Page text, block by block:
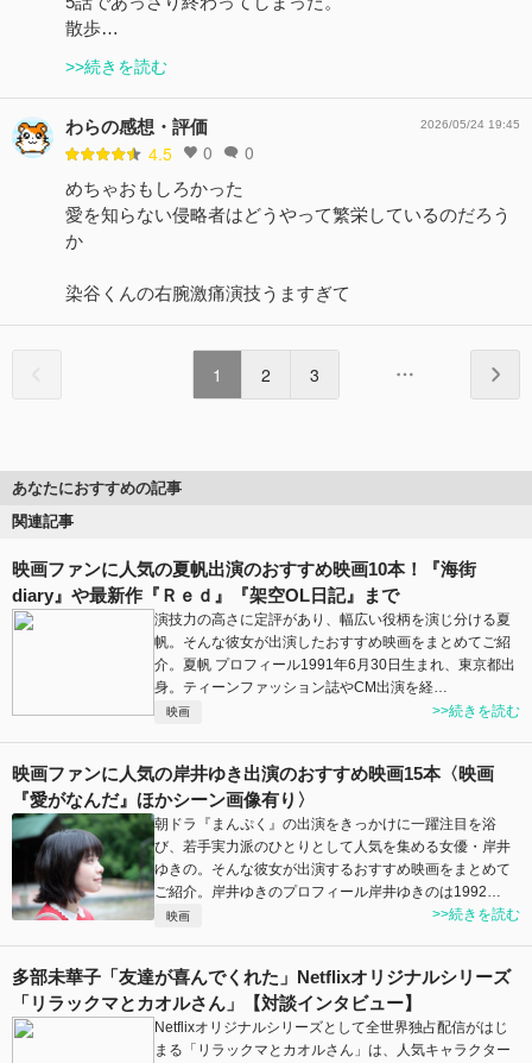
散歩…
>>続きを読む
わらの感想・評価
4.5 0 0
2026/05/24 19:45
めちゃおもしろかった
愛を知らない侵略者はどうやって繁栄しているのだろう
か
染谷くんの右腕激痛演技うますぎて
1 2 3
あなたにおすすめの記事
関連記事
映画ファンに人気の夏帆出演のおすすめ映画10本！『海街
diary』や最新作『Ｒｅｄ』『架空OL日記』まで
演技力の高さに定評があり、幅広い役柄を演じ分ける夏
帆。そんな彼女が出演したおすすめ映画をまとめてご紹
介。夏帆 プロフィール1991年6月30日生まれ、東京都出
身。ティーンファッション誌やCM出演を経…
映画 >>続きを読む
映画ファンに人気の岸井ゆき出演のおすすめ映画15本〈映画
『愛がなんだ』ほかシーン画像有り〉
朝ドラ『まんぷく』の出演をきっかけに一躍注目を浴
び、若手実力派のひとりとして人気を集める女優・岸井
ゆきの。そんな彼女が出演するおすすめ映画をまとめて
ご紹介。岸井ゆきのプロフィール岸井ゆきのは1992…
映画 >>続きを読む
多部未華子「友達が喜んでくれた」Netflixオリジナルシリーズ
「リラックマとカオルさん」【対談インタビュー】
Netflixオリジナルシリーズとして全世界独占配信がはじ
まる「リラックマとカオルさん」は、人気キャラクター